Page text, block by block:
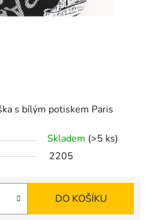
s bílým potiskem Paris
Skladem (>5 ks)
2205
DO KOŠÍKU